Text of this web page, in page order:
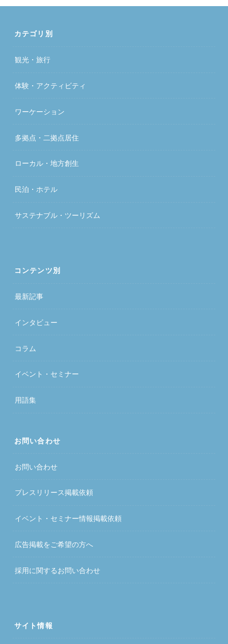
カテゴリ別
観光・旅行
体験・アクティビティ
ワーケーション
多拠点・二拠点居住
ローカル・地方創生
民泊・ホテル
サステナブル・ツーリズム
コンテンツ別
最新記事
インタビュー
コラム
イベント・セミナー
用語集
お問い合わせ
お問い合わせ
プレスリリース掲載依頼
イベント・セミナー情報掲載依頼
広告掲載をご希望の方へ
採用に関するお問い合わせ
サイト情報